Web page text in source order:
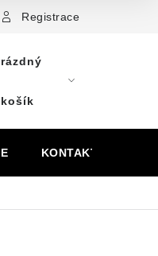
kamenů
Registrace
košík
KONTAKT